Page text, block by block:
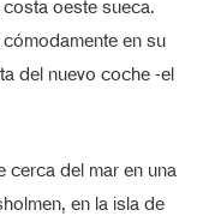
oeste sueca.
en su
del nuevo coche -el
cerca del mar en una
en la isla de